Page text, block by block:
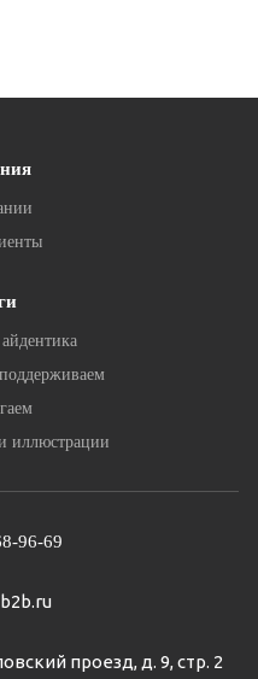
иллюстрации
96-69
проезд, д. 9, стр. 2